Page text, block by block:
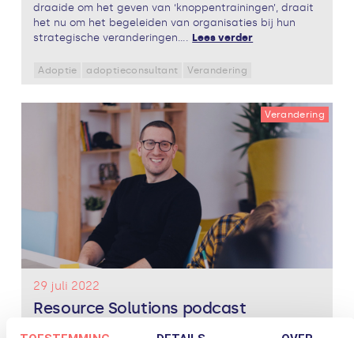
draaide om het geven van ‘knoppentrainingen’, draait
het nu om het begeleiden van organisaties bij hun
strategische veranderingen.... Lees verder
Adoptie adoptieconsultant Verandering
Verandering
29 juli 2022
Resource Solutions podcast
Resources zijn schaars in de huidige wereld.